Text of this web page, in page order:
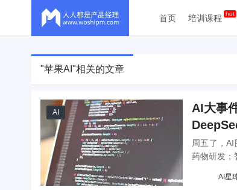
首页 培训课程
"苹果AI"相关的文章
AI
AI大事
周五了，
药物研发；
AI星